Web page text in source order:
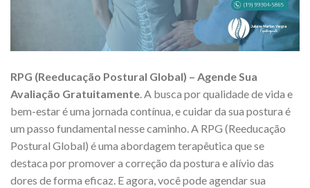
RPG (Reeducação Postural Global) – Agende Sua
Avaliação Gratuitamente . A busca por qualidade de vida e
bem-estar é uma jornada contínua, e cuidar da sua postura é
um passo fundamental nesse caminho. A RPG (Reeducação
Postural Global) é uma abordagem terapêutica que se
destaca por promover a correção da postura e alívio das
dores de forma eficaz. E agora, você pode agendar sua